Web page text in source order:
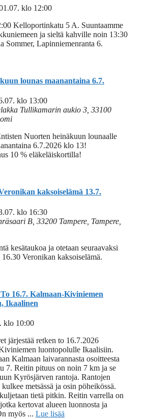
klo 12:00
Kelloportinkatu 5 A. Suuntaamme
ja sieltä kahville noin 13:30
Sommer, Lapinniemenranta 6.
lounas maanantaina 6.7.
klo 13:00
Tullikamarin aukio 3, 33100
Nuorten heinäkuun lounaalle
6.7.2026 klo 13!
10 % eläkeläiskortilla!
kaksoiselämä 13.7.
klo 16:30
B, 33200 Tampere, Tampere,
kesätaukoa ja otetaan seuraavaksi
Veronikan kaksoiselämä.
16.7. Kalmaan-Kiviniemen
Ikaalinen
klo 10:00
järjestää retken to 16.7.2026
luontopolulle Ikaalisiin.
Kalmaan laivarannasta osoitteesta
7. Reitin pituus on noin 7 km ja se
Kyrösjärven rantoja. Rantojen
metsässä ja osin pöheikössä.
tietä pitkin. Reitin varrella on
kertovat alueen luonnosta ja
myös ... Lue lisää